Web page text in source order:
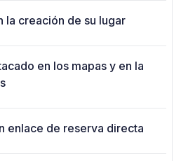
la creación de su lugar
en los mapas y en la
enlace de reserva directa